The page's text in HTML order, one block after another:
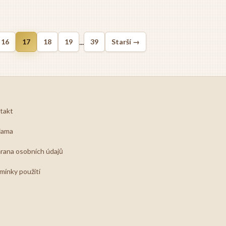
16 17 18 19 ... 39 Starší →
osobních údajů
použití